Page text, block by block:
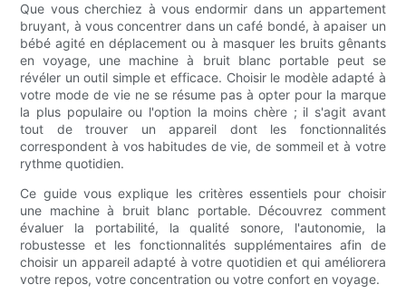
Que vous cherchiez à vous endormir dans un appartement
bruyant, à vous concentrer dans un café bondé, à apaiser un
bébé agité en déplacement ou à masquer les bruits gênants
en voyage, une machine à bruit blanc portable peut se
révéler un outil simple et efficace. Choisir le modèle adapté à
votre mode de vie ne se résume pas à opter pour la marque
la plus populaire ou l'option la moins chère ; il s'agit avant
tout de trouver un appareil dont les fonctionnalités
correspondent à vos habitudes de vie, de sommeil et à votre
rythme quotidien.
Ce guide vous explique les critères essentiels pour choisir
une machine à bruit blanc portable. Découvrez comment
évaluer la portabilité, la qualité sonore, l'autonomie, la
robustesse et les fonctionnalités supplémentaires afin de
choisir un appareil adapté à votre quotidien et qui améliorera
votre repos, votre concentration ou votre confort en voyage.